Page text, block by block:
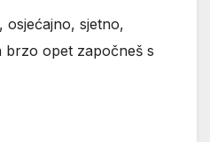
osjećajno, sjetno,
brzo opet započneš s